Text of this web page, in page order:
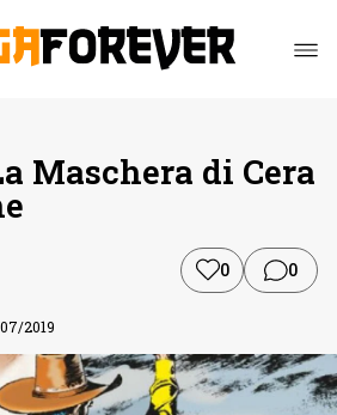
Maschera di Cera
0 0
2019